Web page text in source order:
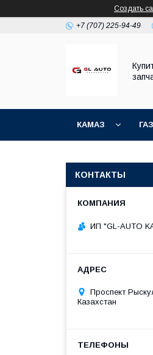
Создать
+7 (707) 225-94-49
КАМАЗ
КОНТАКТЫ
ИП "GL-AUTO
Проспект
Казахстан